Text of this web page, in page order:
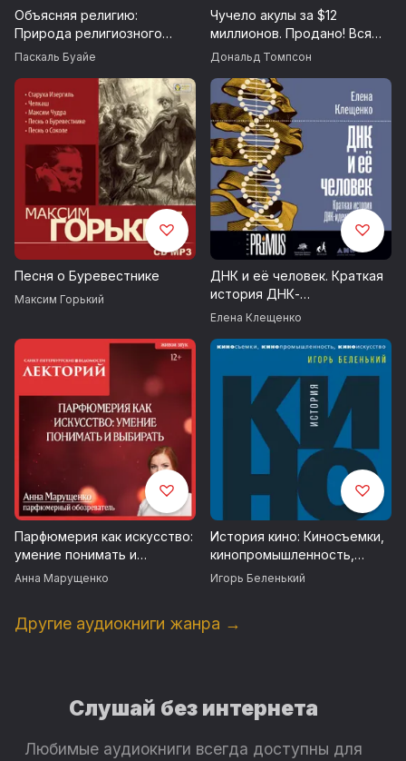
This edition published by arrangement with Penguin Books Ltd.
and Andrew Nurnberg Literary Agency
Гомперц У.
© Издание на русском языке, перевод на русский язык,
оформление. Издательство «Синдбад», 2016
Объясняя религию:
Природа религиозного
мышления
Паскаль Буайе
Чучело акулы за $12
миллионов. Продано! Вся
правда о рынке
Дональд Томпсон
Песня о Буревестнике
Максим Горький
ДНК и её человек. Краткая
история ДНК-
идентификации
Елена Клещенко
Парфюмерия как искусство:
умение понимать и
выбирать
Анна Марущенко
История кино: Киносъемки,
кинопромышленность,
кино-искусство
Игорь Беленький
Другие аудиокниги жанра →
Слушай без интернета
Любимые аудиокниги всегда доступны для